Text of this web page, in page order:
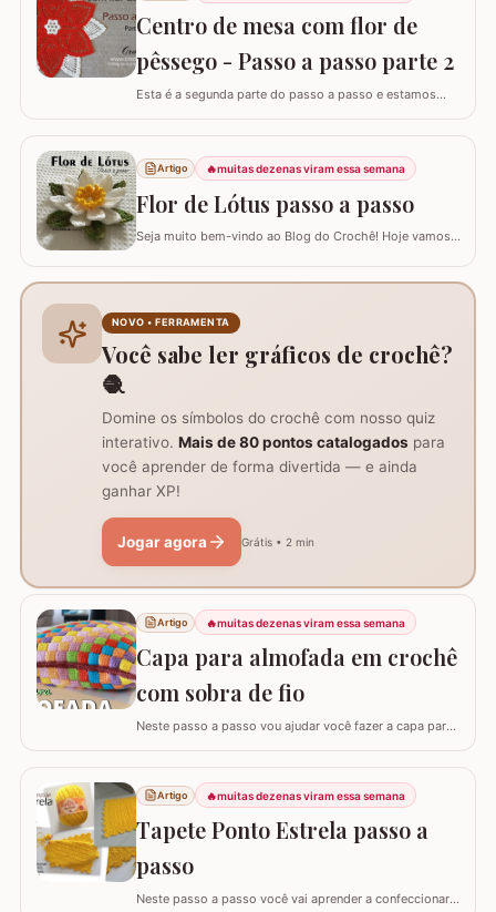
disponível aqui no blog, confira nos links abaixo! Jogo
Centro de mesa com flor de
pêssego - Passo a passo parte 2
Esta é a segunda parte do passo a passo e estamos
Se está procurando o início do trabalho visite o link
abaixo onde também temos a lista completa de
materiais. Centro de mesa com flor de pêssego - Parte 1
Tamanho do trabalho pronto: 60 cm de…
Artigo 🔥muitas dezenas viram essa semana
Flor de Lótus passo a passo
Seja muito bem-vindo ao Blog do Crochê! Hoje vamos
crie uma peça volumosa e encantadora, perfeita para
trilhos de mesa, aplicações em tapetes ou…
NOVO • FERRAMENTA
Você sabe ler gráficos de crochê?
🧶
Domine os símbolos do crochê com nosso quiz
interativo. Mais de 80 pontos catalogados para
você aprender de forma divertida — e ainda
ganhar XP!
Jogar agora Grátis • 2 min
Artigo 🔥muitas dezenas viram essa semana
Capa para almofada em crochê
com sobra de fio
Neste passo a passo vou ajudar você fazer a capa para
passo a passo do tapete, mas desta vez vou mostrar
como é super fácil fazer um modelo quadrado com as
bordas retas. O passo a passo está bem detalhado,
mas se sentir alguma dificuldade deixe um…
Artigo 🔥muitas dezenas viram essa semana
Tapete Ponto Estrela passo a
passo
Neste passo a passo você vai aprender a confeccionar